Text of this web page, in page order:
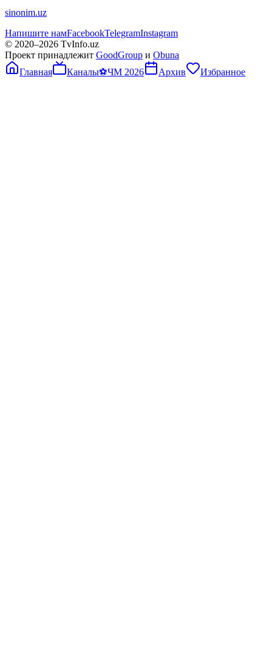
sinonim.uz
Напишите намFacebookTelegramInstagram
© 2020–2026 TvInfo.uz
Проект принадлежит GoodGroup и Obuna
Главная
Каналы⚽ЧМ 2026 Архив Избранное